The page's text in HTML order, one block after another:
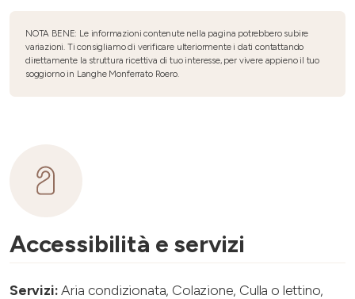
NOTA BENE: Le informazioni contenute nella pagina potrebbero subire
variazioni. Ti consigliamo di verificare ulteriormente i dati contattando
direttamente la struttura ricettiva di tuo interesse, per vivere appieno il tuo
soggiorno in Langhe Monferrato Roero.
Accessibilità e servizi
Servizi:Aria condizionata, Colazione, Culla o lettino,